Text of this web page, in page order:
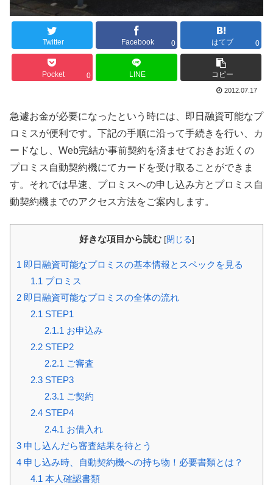
Twitter Facebook 0 はてブ 0
Pocket 0 LINE コピー
2012.07.17
急遽お金が必要になったという時には、即日融資可能なプ
ロミスが便利です。下記の手順に沿って手続きを行い、カ
ードなし、Web完結か事前契約を済ませておきお近くの
プロミス自動契約機にてカードを受け取ることができま
す。それでは早速、プロミスへの申し込み方とプロミス自
動契約機までのアクセス方法をご案内します。
好きな項目から読む [閉じる]
1 即日融資可能なプロミスの基本情報とスペックを見る
1.1 プロミス
2 即日融資可能なプロミスの全体の流れ
2.1 STEP1
2.1.1 お申込み
2.2STEP2
2.2.1 ご審査
2.3STEP3
2.3.1 ご契約
2.4STEP4
2.4.1 お借入れ
3 申し込んだら審査結果を待とう
4 申し込み時、自動契約機への持ち物！必要書類とは？
4.1 本人確認書類